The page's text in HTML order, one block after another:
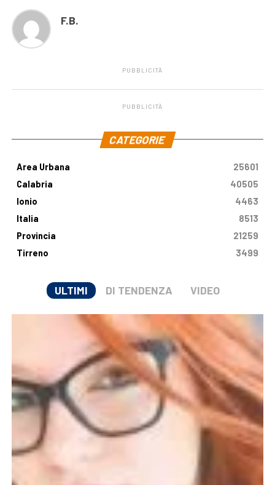
F.B.
PUBBLICITÀ
PUBBLICITÀ
CATEGORIE
Area Urbana
25601
Calabria
40505
Ionio
4463
Italia
8513
Provincia
21259
Tirreno
3499
ULTIMI DI TENDENZA VIDEO